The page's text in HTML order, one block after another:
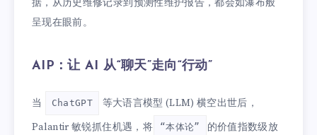
据，从历史维修记录到预测性维护报告，都会如瀑布般
呈现在眼前。
AIP：让 AI 从“聊天”走向“行动”
当 ChatGPT
等大语言模型 (LLM) 横空出世后，
Palantir 敏锐抓住机遇，将
“本体论”
的价值指数级放